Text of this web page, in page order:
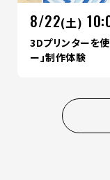
8/22(土)
3Dプリンターを
ー」制作体験